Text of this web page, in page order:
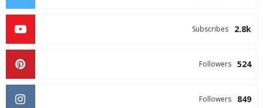
2.8k
Subscribes
524
Followers
849
Followers